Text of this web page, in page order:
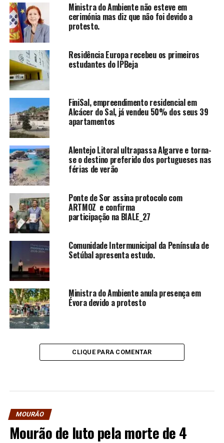
Ministra do Ambiente não esteve em
cerimónia mas diz que não foi devido a
protesto.
Residência Europa recebeu os primeiros
estudantes do IPBeja
FiniSal, empreendimento residencial em
Alcácer do Sal, já vendeu 50% dos seus 39
apartamentos
Alentejo Litoral ultrapassa Algarve e torna-
se o destino preferido dos portugueses nas
férias de verão
Ponte de Sor assina protocolo com
ARTMOZ e confirma
participação na BIALE_27
Comunidade Intermunicipal da Península de
Setúbal apresenta estudo.
Ministra do Ambiente anula presença em
Évora devido a protesto
CLIQUE PARA COMENTAR
MOURÃO
Mourão de luto pela morte de 4